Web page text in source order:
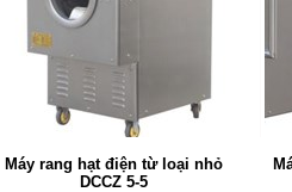
Máy rang hạt điện từ loại nhỏ
DCCZ 5-5